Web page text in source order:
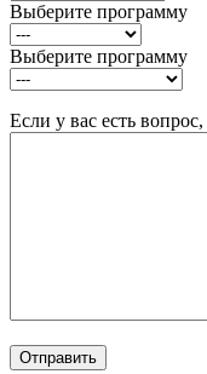
Выберите программу
Выберите программу
Если у вас есть вопрос,